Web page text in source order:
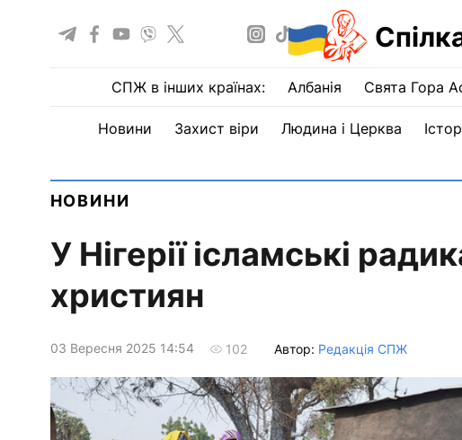
СПЖ в інших країнах: Албанія Свята Гора
Новини Захист віри Людина і Церква
НОВИНИ
У Нігерії ісламські
християн
03 Вересня 2025 14:54 102 Автор: Редакція СПЖ